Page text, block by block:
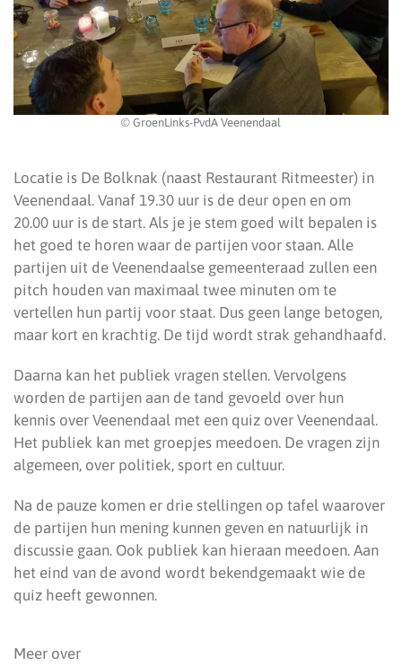
© GroenLinks-PvdA Veenendaal
Locatie is De Bolknak (naast Restaurant Ritmeester) in
Veenendaal. Vanaf 19.30 uur is de deur open en om
20.00 uur is de start. Als je je stem goed wilt bepalen is
het goed te horen waar de partijen voor staan. Alle
partijen uit de Veenendaalse gemeenteraad zullen een
pitch houden van maximaal twee minuten om te
vertellen hun partij voor staat. Dus geen lange betogen,
maar kort en krachtig. De tijd wordt strak gehandhaafd.
Daarna kan het publiek vragen stellen. Vervolgens
worden de partijen aan de tand gevoeld over hun
kennis over Veenendaal met een quiz over Veenendaal.
Het publiek kan met groepjes meedoen. De vragen zijn
algemeen, over politiek, sport en cultuur.
Na de pauze komen er drie stellingen op tafel waarover
de partijen hun mening kunnen geven en natuurlijk in
discussie gaan. Ook publiek kan hieraan meedoen. Aan
het eind van de avond wordt bekendgemaakt wie de
quiz heeft gewonnen.
Meer over